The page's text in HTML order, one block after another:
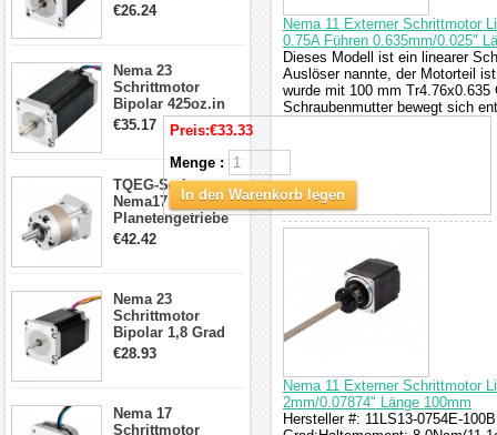
1.9Nm 3A 3.36V 4
€26.24
Nema 23
Schrittmotor
Bipolar 425oz.in
4.2A 57x57x114mm
4 Draht Hybrid
Schrittmotor
€35.17
TQEG-Serie
Nema17
Planetengetriebe
5:1 Spiel 15Arc-
€42.42
Nema 23
Schrittmotor
Bipolar 1,8 Grad
2,83Nm 4 A 2,26V
€28.93
Nema 17
Schrittmotor
Nema 11 Externer Schrittmotor
0.75A Führen 0.635mm/0.025"
Dieses Modell ist ein linearer
Auslöser nannte, der Motorteil
wurde mit 100 mm
Schraubenmutter bewegt sich
Preis:€33.33
Menge :
In den Warenkorb legen
Nema 11 Externer Schrittmotor
2mm/0.07874" Länge 100mm
Hersteller #: 11LS13-0754E-